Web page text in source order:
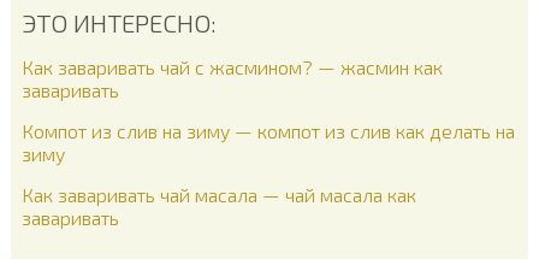
ЭТО ИНТЕРЕСНО:
Как заваривать чай с жасмином? — жасмин как
заваривать
Компот из слив на зиму — компот из слив как делать на
зиму
Как заваривать чай масала — чай масала как
заваривать